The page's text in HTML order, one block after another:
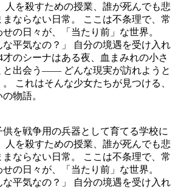
人を殺すための授業、誰が死んでも悲
まならない日常。 ここは不条理で、常
の日々が、「当たり前」な世界。
な平気なの？」 自分の境遇を受け入れ
才のシーナはある夜、血まみれの小さ
と出会う―― どんな現実が訪れようと
これはそんな少女たちが見つける、
物語。
を戦争用の兵器として育てる学校に
人を殺すための授業、誰が死んでも悲
まならない日常。 ここは不条理で、常
の日々が、「当たり前」な世界。
な平気なの？」 自分の境遇を受け入れ